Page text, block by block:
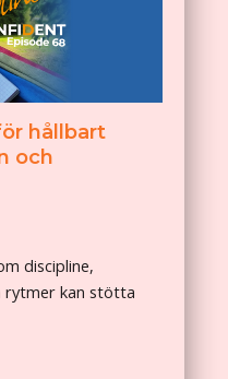
hållbart
och
discipline,
rytmer kan stötta